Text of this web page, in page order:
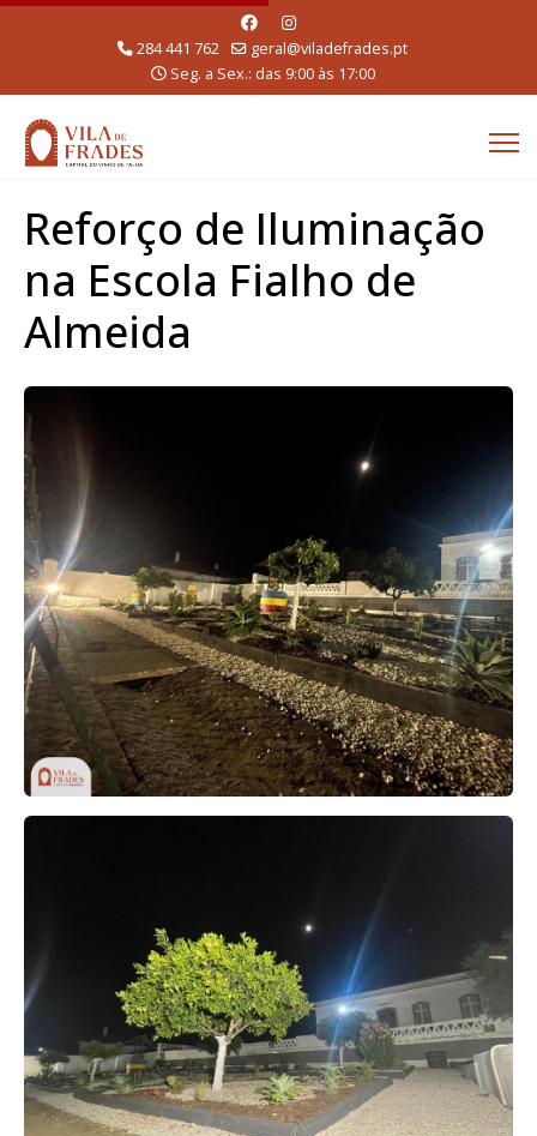
284 441 762
geral@viladefrades.pt
Seg. a Sex.: das 9:00 às 17:00
Reforço de Iluminação
na Escola Fialho de
Almeida